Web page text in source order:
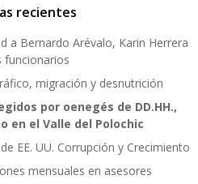
recientes
a Bernardo Arévalo, Karin Herrera
funcionarios
migración y desnutrición
por oenegés de DD.HH.,
en el Valle del Polochic
EE. UU. Corrupción y Crecimiento
mensuales en asesores